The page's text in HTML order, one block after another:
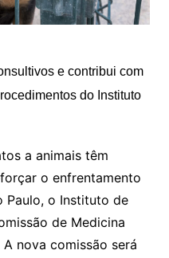
e contribui com
do Instituto
a animais têm
o enfrentamento
Paulo, o Instituto de
de Medicina
nova comissão será